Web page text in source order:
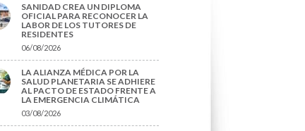
SANIDAD CREA UN DIPLOMA
OFICIAL PARA RECONOCER LA
LABOR DE LOS TUTORES DE
RESIDENTES
06/08/2026
LA ALIANZA MÉDICA POR LA
SALUD PLANETARIA SE ADHIERE
AL PACTO DE ESTADO FRENTE A
LA EMERGENCIA CLIMÁTICA
03/08/2026